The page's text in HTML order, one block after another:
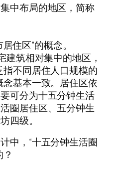
中布局的地区，简称
住区”的概念。
建筑相对集中的地区，
指不同居住人口规模的
念基本一致。居住区依
可分为十五分钟生活
圈居住区、五分钟生
四级。
中，“十五分钟生活圈